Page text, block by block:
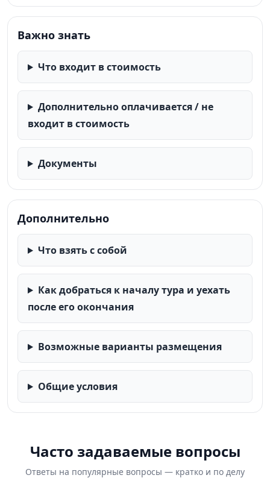
Важно знать
Что входит в стоимость
Дополнительно оплачивается / не
входит в стоимость
Документы
Дополнительно
Что взять с собой
Как добраться к началу тура и уехать
после его окончания
Возможные варианты размещения
Общие условия
Часто задаваемые вопросы
Ответы на популярные вопросы — кратко и по делу